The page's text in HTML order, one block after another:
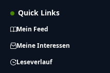
Quick Links
Mein Feed
Meine Interessen
Leseverlauf